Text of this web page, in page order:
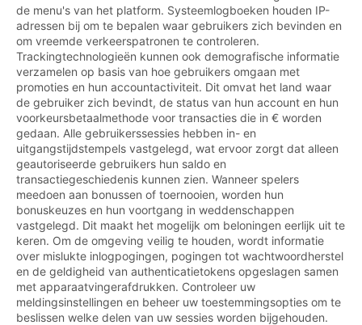
de menu's van het platform. Systeemlogboeken houden IP-
adressen bij om te bepalen waar gebruikers zich bevinden en
om vreemde verkeerspatronen te controleren.
Trackingtechnologieën kunnen ook demografische informatie
verzamelen op basis van hoe gebruikers omgaan met
promoties en hun accountactiviteit. Dit omvat het land waar
de gebruiker zich bevindt, de status van hun account en hun
voorkeursbetaalmethode voor transacties die in € worden
gedaan. Alle gebruikerssessies hebben in- en
uitgangstijdstempels vastgelegd, wat ervoor zorgt dat alleen
geautoriseerde gebruikers hun saldo en
transactiegeschiedenis kunnen zien. Wanneer spelers
meedoen aan bonussen of toernooien, worden hun
bonuskeuzes en hun voortgang in weddenschappen
vastgelegd. Dit maakt het mogelijk om beloningen eerlijk uit te
keren. Om de omgeving veilig te houden, wordt informatie
over mislukte inlogpogingen, pogingen tot wachtwoordherstel
en de geldigheid van authenticatietokens opgeslagen samen
met apparaatvingerafdrukken. Controleer uw
meldingsinstellingen en beheer uw toestemmingsopties om te
beslissen welke delen van uw sessies worden bijgehouden.